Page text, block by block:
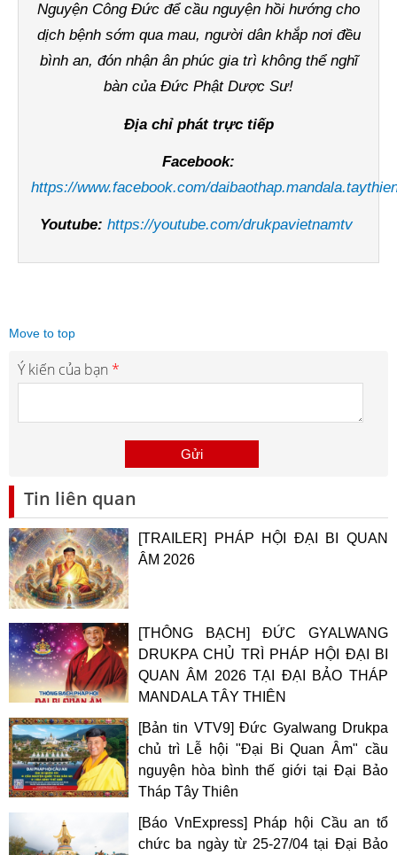
Nguyện Công Đức để cầu nguyện hồi hướng cho
dịch bệnh sớm qua mau, người dân khắp nơi đều
bình an, đón nhận ân phúc gia trì không thể nghĩ
bàn của Đức Phật Dược Sư!
Địa chỉ phát trực tiếp
Facebook:
https://www.facebook.com/
Youtube: https://youtube.com/drukpavietnamtv
Move to top
Ý kiến của bạn *
Tin liên quan
[TRAILER] PHÁP HỘI ĐẠI BI QUAN
ÂM 2026
[THÔNG BẠCH] ĐỨC GYALWANG
DRUKPA CHỦ TRÌ PHÁP HỘI ĐẠI BI
QUAN ÂM 2026 TẠI ĐẠI BẢO THÁP
MANDALA TÂY THIÊN
[Bản tin VTV9] Đức Gyalwang Drukpa
chủ trì Lễ hội "Đại Bi Quan Âm" cầu
nguyện hòa bình thế giới tại Đại Bảo
Tháp Tây Thiên
[Báo VnExpress] Pháp hội Cầu an tổ
chức ba ngày từ 25-27/04 tại Đại Bảo